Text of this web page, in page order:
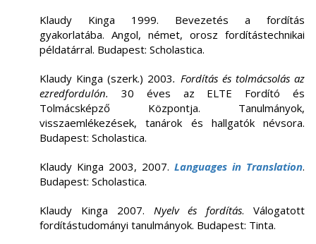
Klaudy Kinga 1999. Bevezetés a fordítás
gyakorlatába. Angol, német, orosz fordítástechnikai
példatárral. Budapest: Scholastica.
Klaudy Kinga (szerk.) 2003. Fordítás és tolmácsolás az
ezredfordulón. 30 éves az ELTE Fordító és
Tolmácsképző Központja. Tanulmányok,
visszaemlékezések, tanárok és hallgatók névsora.
Budapest: Scholastica.
Klaudy Kinga 2003, 2007. Languages in Translation.
Budapest: Scholastica.
Klaudy Kinga 2007. Nyelv és fordítás. Válogatott
fordítástudományi tanulmányok. Budapest: Tinta.